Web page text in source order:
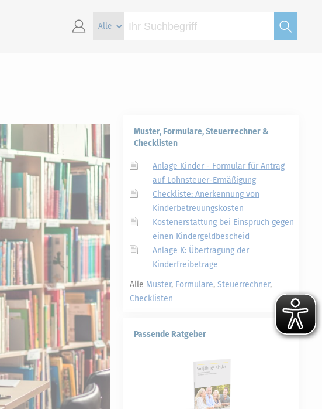
Muster, Formulare, Steuerrechner &
Checklisten
Anlage Kinder - Formular für Antrag
auf Lohnsteuer-Ermäßigung
Checkliste: Anerkennung von
Kinderbetreuungskosten
Kostenerstattung bei Einspruch gegen
einen Kindergeldbescheid
Anlage K: Übertragung der
Kinderfreibeträge
Alle Muster, Formulare, Steuerrechner,
Checklisten
Passende Ratgeber